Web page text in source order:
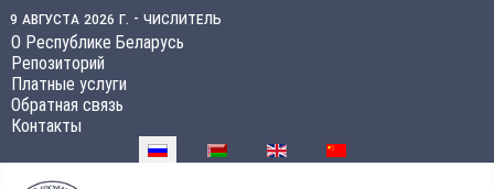
9 августа 2026 г. - числитель
О Республике Беларусь
Репозиторий
Платные услуги
Обратная связь
Контакты
Выберите язык